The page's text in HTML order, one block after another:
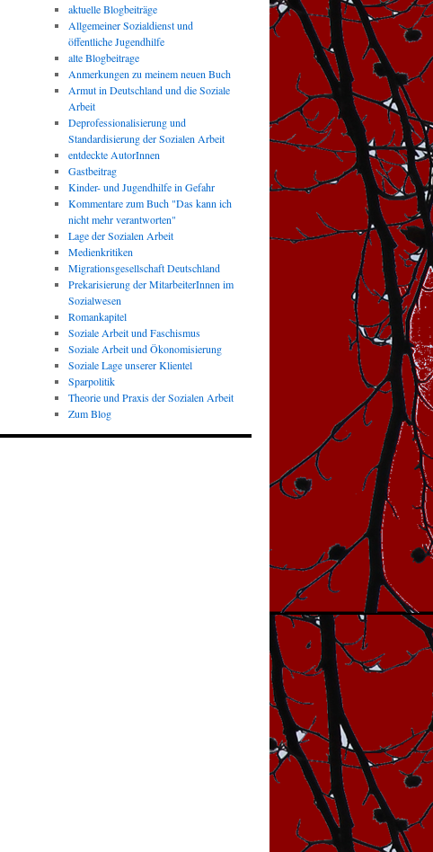
aktuelle Blogbeiträge
Allgemeiner Sozialdienst und
öffentliche Jugendhilfe
alte Blogbeitrage
Anmerkungen zu meinem neuen Buch
Armut in Deutschland und die Soziale
Arbeit
Deprofessionalisierung und
Standardisierung der Sozialen Arbeit
entdeckte AutorInnen
Gastbeitrag
Kinder- und Jugendhilfe in Gefahr
Kommentare zum Buch "Das kann ich
nicht mehr verantworten"
Lage der Sozialen Arbeit
Medienkritiken
Migrationsgesellschaft Deutschland
Prekarisierung der MitarbeiterInnen im
Sozialwesen
Romankapitel
Soziale Arbeit und Faschismus
Soziale Arbeit und Ökonomisierung
Soziale Lage unserer Klientel
Sparpolitik
Theorie und Praxis der Sozialen Arbeit
Zum Blog